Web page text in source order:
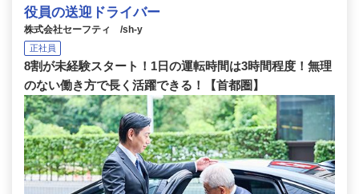
役員の送迎ドライバー
株式会社セーフティ /sh-y
正社員
8割が未経験スタート！1日の運転時間は3時間程度！無理
のない働き方で長く活躍できる！【首都圏】